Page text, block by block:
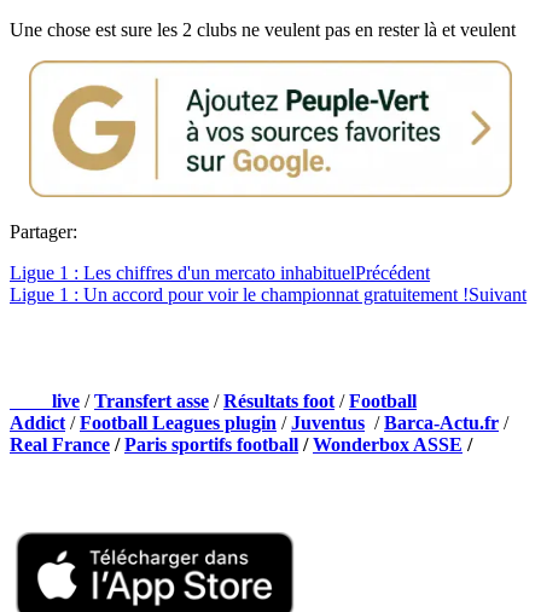
Une chose est sure les 2 clubs ne veulent pas en rester là et veulent
Partager:
Ligue 1 : Les chiffres d'un mercato inhabituelPrécédent
Ligue 1 : Un accord pour voir le championnat gratuitement !Suivant
live /Transfert asse /Résultats foot /Football
Addict /Football Leagues plugin /Juventus /Barca-Actu.fr /
Real France /Paris sportifs football /Wonderbox ASSE /